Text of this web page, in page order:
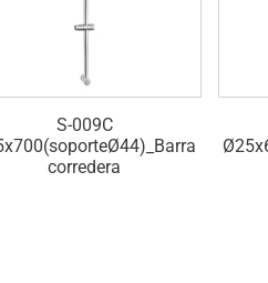
S-009C
corredera